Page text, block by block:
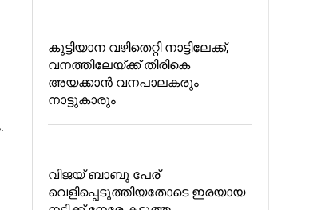
കുട്ടിയാന വഴിതെറ്റി നാട്ടിലേക്ക്,
വനത്തിലേയ്ക്ക് തിരികെ
അയക്കാൻ വനപാലകരും
നാട്ടുകാരും
വിജയ്‌ ബാബു പേര്
വെളിപ്പെടുത്തിയതോടെ ഇരയായ